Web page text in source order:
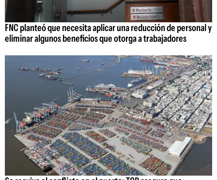
FNC planteó que necesita aplicar una reducción de personal y
eliminar algunos beneficios que otorga a trabajadores